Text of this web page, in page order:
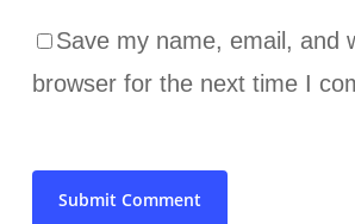
Save my name, email, and
browser for the next time I